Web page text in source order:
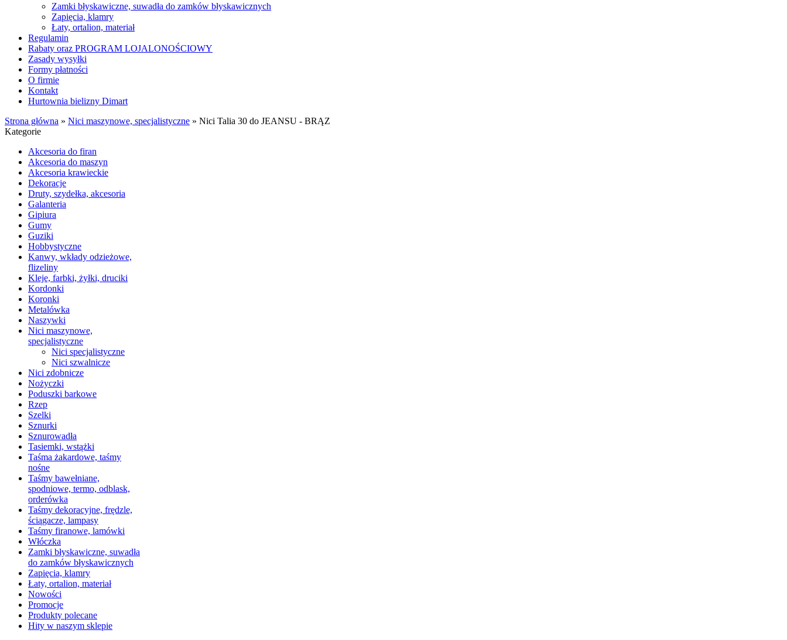
Zamki błyskawiczne, suwadła do zamków błyskawicznych
Zapięcia, klamry
Łaty, ortalion, materiał
Regulamin
Rabaty oraz PROGRAM LOJALONOŚCIOWY
Zasady wysyłki
Formy płatności
O firmie
Kontakt
Hurtownia bielizny Dimart
Strona główna » Nici maszynowe, specjalistyczne » Nici Talia 30 do JEANSU - BRĄZ
Kategorie
Akcesoria do firan
Akcesoria do maszyn
Akcesoria krawieckie
Dekoracje
Druty, szydełka, akcesoria
Galanteria
Gipiura
Gumy
Guziki
Hobbystyczne
Kanwy, wkłady odzieżowe,
flizeliny
Kleje, farbki, żyłki, druciki
Kordonki
Koronki
Metalówka
Naszywki
Nici maszynowe,
specjalistyczne
Nici specjalistyczne
Nici szwalnicze
Nici zdobnicze
Nożyczki
Poduszki barkowe
Rzep
Szelki
Sznurki
Sznurowadła
Tasiemki, wstążki
Taśma żakardowe, taśmy
nośne
Taśmy bawełniane,
spodniowe, termo, odblask,
orderówka
Taśmy dekoracyjne, frędzle,
ściągacze, lampasy
Taśmy firanowe, lamówki
Włóczka
Zamki błyskawiczne, suwadła
do zamków błyskawicznych
Zapięcia, klamry
Łaty, ortalion, materiał
Nowości
Promocje
Produkty polecane
Hity w naszym sklepie